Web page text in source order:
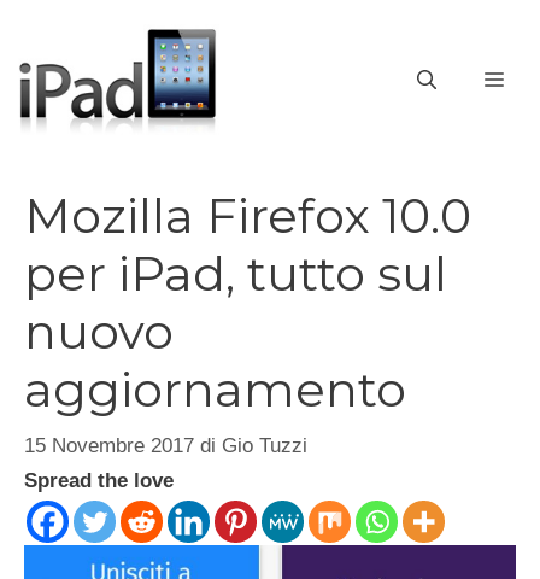
contenuto
Mozilla Firefox 10.0
per iPad, tutto sul
nuovo
aggiornamento
15 Novembre 2017 di Gio Tuzzi
Spread the love